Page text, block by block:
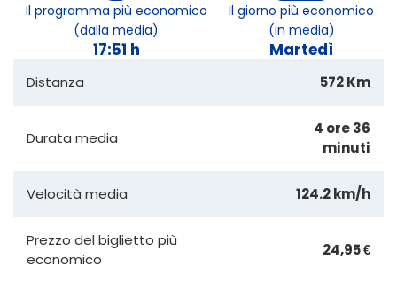
Il programma più economico
(dalla media)
17:51 h
Il giorno più economico
(in media)
Martedì
Distanza 572 Km
Durata media
4 ore 36
minuti
Velocità media 124.2 km/h
Prezzo del biglietto più
economico
24,95 €